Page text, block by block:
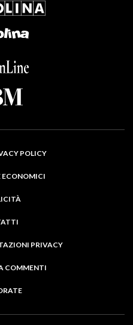
POLICY
ECONOMICI
PRIVACY
COMMENTI